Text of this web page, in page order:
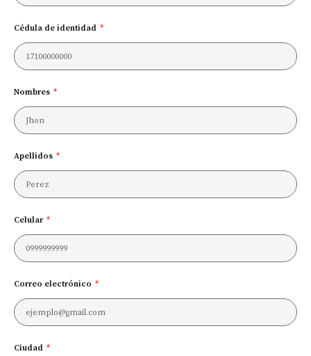
Cédula de identidad
Nombres
Apellidos
Celular
Correo electrónico
Ciudad